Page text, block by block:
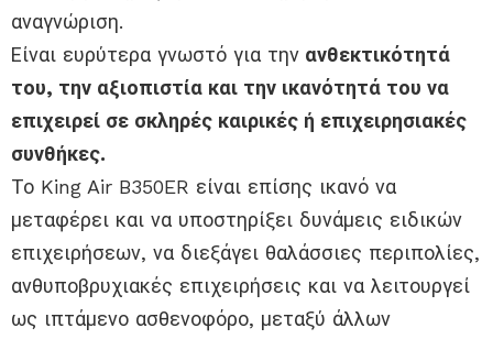
αναγνώριση.
Είναι ευρύτερα γνωστό για την ανθεκτικότητά
του, την αξιοπιστία και την ικανότητά του να
επιχειρεί σε σκληρές καιρικές ή επιχειρησιακές
συνθήκες.
Το King Air B350ER είναι επίσης ικανό να
μεταφέρει και να υποστηρίξει δυνάμεις ειδικών
επιχειρήσεων, να διεξάγει θαλάσσιες περιπολίες,
ανθυποβρυχιακές επιχειρήσεις και να λειτουργεί
ως ιπτάμενο ασθενοφόρο, μεταξύ άλλων